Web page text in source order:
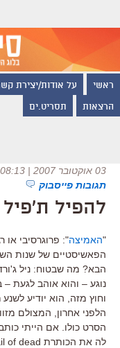
ראשי על אודות/יצירת
הרצאות תסריט.ים
03 אוקטובר 2007 | 08:13
תגובות פייסבוק
להפיל ת'פיל
"האמיצה": פרוגרסיבי או
הפאשיסטיים של שנות
הבא? מה שבטוח: ניל
נוגע – והוא אוהב לגעת
וחוץ מזה, הוא יודיע
הלפני אחרון, המצולם
הסרט כולו. אם הייתי
לה את הכותרת And you will know us by the trail of dead.